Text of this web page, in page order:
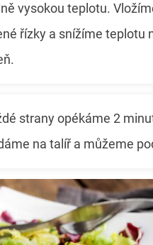
vysokou teplotu.
řízky a snížíme teplotu
strany opékáme 2
na talíř a můžeme